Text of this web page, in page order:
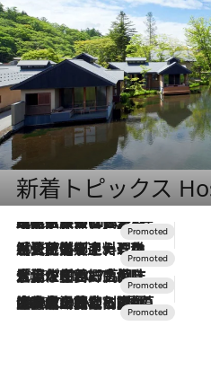
新着トピックス
2026.7.31
【ホテル帰省】という選択肢をOMOが提案。家族とほどよい距離を保つには「昼は実家、夜は気兼ねなくホテルで！」
2026.7.24
【夏限定ディナーコース】旬を迎える稚鮎や花ズッキーニなどをイタリア・トスカーナの郷土料理の手法で満喫！
2026.7.17
「土佐和ハーブかき氷」がOMO7高知に登場！生姜、山椒、大葉など目にも舌にも涼を呼ぶ郷土の味
2026.7.10
NEW OPEN！【界 草津】名湯の地に誕生。趣の異なる2種の温泉と上州ならではの会席・蕎麦割烹など美食を味わう究極の癒やし旅